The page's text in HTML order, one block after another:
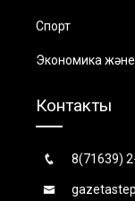
Спорт
Экономика
Контакты
8(71639)